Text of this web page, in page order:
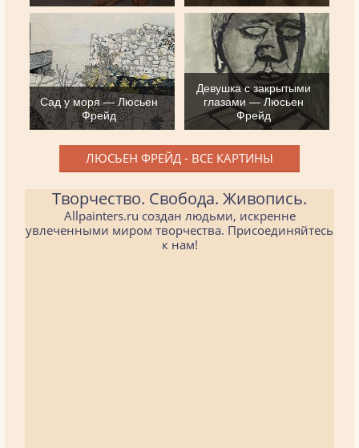
Сад у моря — Люсьен
Фрейд
Девушка с закрытыми
глазами — Люсьен
Фрейд
ЛЮСЬЕН ФРЕЙД - ВСЕ КАРТИНЫ
Творчество. Свобода. Живопись.
Allpainters.ru создан людьми, искренне
увлеченными миром творчества. Присоединяйтесь
к нам!